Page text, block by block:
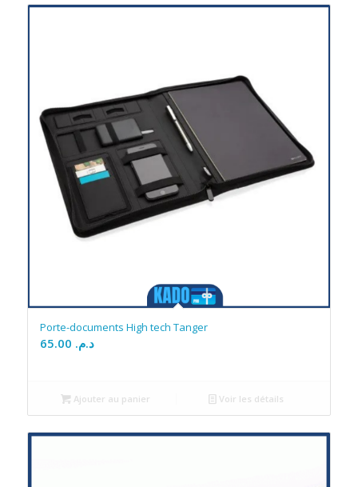
Porte-documents High tech Tanger
د.م.
Ajouter au panier Voir les détails